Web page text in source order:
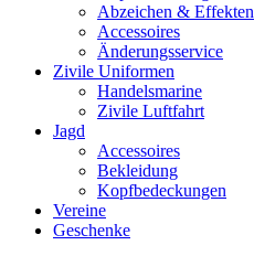
Abzeichen & Effekten
Accessoires
Änderungsservice
Zivile Uniformen
Handelsmarine
Zivile Luftfahrt
Jagd
Accessoires
Bekleidung
Kopfbedeckungen
Vereine
Geschenke